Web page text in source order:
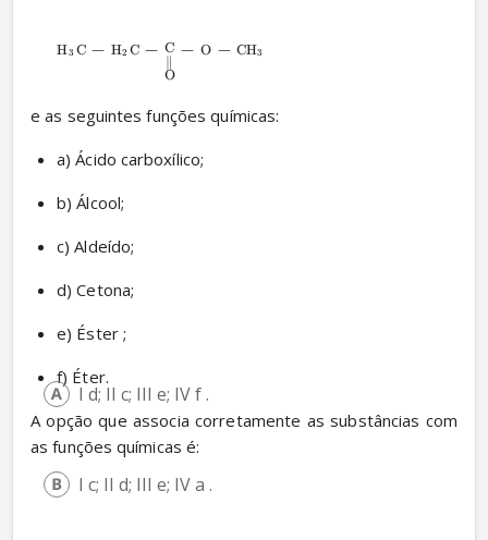
HX
3 C − HX
2 C − C
∥
O
− O − CHX
3
e as seguintes funções químicas:
a) Ácido carboxílico;
b) Álcool;
c) Aldeído;
d) Cetona;
e) Éster ;
f) Éter.
A opção que associa corretamente as substâncias com
as funções químicas é:
I d; II c; III e; IV f .
I c; II d; III e; IV a .